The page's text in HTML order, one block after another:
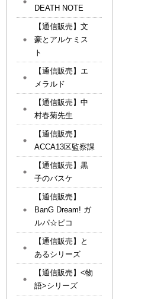
DEATH NOTE
【通信販売】文
豪とアルケミス
ト
【通信販売】エ
メラルド
【通信販売】中
村春菊先生
【通信販売】
ACCA13区監察課
【通信販売】黒
子のバスケ
【通信販売】
BanG Dream! ガ
ルパ☆ピコ
【通信販売】と
あるシリーズ
【通信販売】<物
語>シリーズ